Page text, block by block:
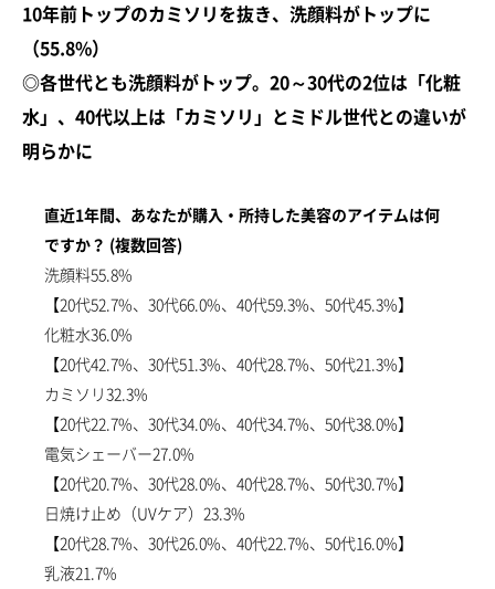
10年前トップのカミソリを抜き、洗顔料がトップに
（55.8%）
◎各世代とも洗顔料がトップ。20～30代の2位は「化粧
水」、40代以上は「カミソリ」とミドル世代との違いが
明らかに
直近1年間、あなたが購入・所持した美容のアイテムは何
ですか？ (複数回答)
洗顔料55.8%
【20代52.7%、30代66.0%、40代59.3%、50代45.3%】
化粧水36.0%
【20代42.7%、30代51.3%、40代28.7%、50代21.3%】
カミソリ32.3%
【20代22.7%、30代34.0%、40代34.7%、50代38.0%】
電気シェーバー27.0%
【20代20.7%、30代28.0%、40代28.7%、50代30.7%】
日焼け止め（UVケア）23.3%
【20代28.7%、30代26.0%、40代22.7%、50代16.0%】
乳液21.7%